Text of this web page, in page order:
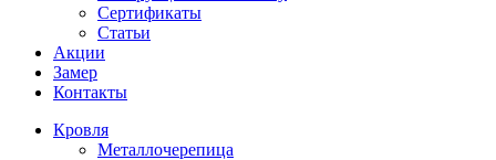
Сертификаты
Статьи
Акции
Замер
Контакты
Кровля
Металлочерепица